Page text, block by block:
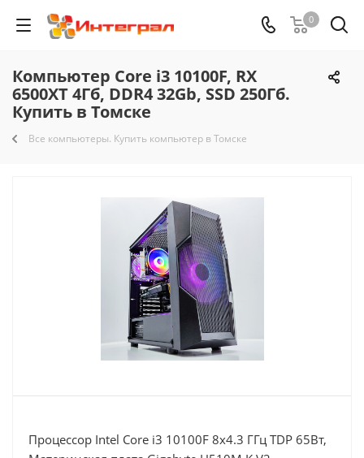
0
Компьютер Core i3 10100F, RX
6500XT 4Гб, DDR4 32Gb, SSD 250Гб.
Купить в Томске
Все компьютеры. Купить компьютер в Томске
Процессор Intel Core i3 10100F 8x4.3 ГГц TDP 65Вт,